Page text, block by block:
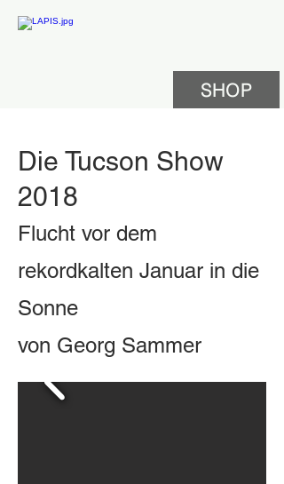
SHOP
Die Tucson Show
2018
Flucht vor dem
rekordkalten Januar in die
Sonne
von Georg Sammer